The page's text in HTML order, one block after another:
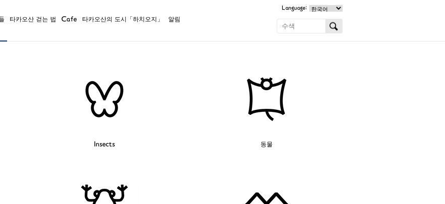
타카오산 걷는 법 Cafe 타카오산의 도시「하치오지」 알림
Language:
Insects 동물